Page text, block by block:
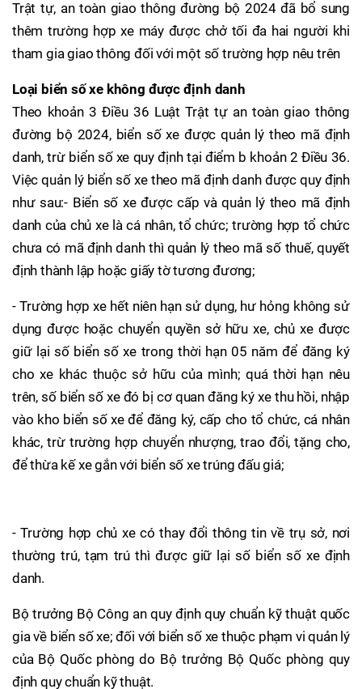
Trật tự, an toàn giao thông đường bộ 2024 đã bổ sung
thêm trường hợp xe máy được chở tối đa hai người khi
tham gia giao thông đối với một số trường hợp nêu trên
Loại biển số xe không được định danh
Theo khoản 3 Điều 36 Luật Trật tự an toàn giao thông
đường bộ 2024, biển số xe được quản lý theo mã định
danh, trừ biển số xe quy định tại điểm b khoản 2 Điều 36.
Việc quản lý biển số xe theo mã định danh được quy định
như sau:- Biển số xe được cấp và quản lý theo mã định
danh của chủ xe là cá nhân, tổ chức; trường hợp tổ chức
chưa có mã định danh thì quản lý theo mã số thuế, quyết
định thành lập hoặc giấy tờ tương đương;
- Trường hợp xe hết niên hạn sử dụng, hư hỏng không sử
dụng được hoặc chuyển quyền sở hữu xe, chủ xe được
giữ lại số biển số xe trong thời hạn 05 năm để đăng ký
cho xe khác thuộc sở hữu của mình; quá thời hạn nêu
trên, số biển số xe đó bị cơ quan đăng ký xe thu hồi, nhập
vào kho biển số xe để đăng ký, cấp cho tổ chức, cá nhân
khác, trừ trường hợp chuyển nhượng, trao đổi, tặng cho,
để thừa kế xe gắn với biển số xe trúng đấu giá;
- Trường hợp chủ xe có thay đổi thông tin về trụ sở, nơi
thường trú, tạm trú thì được giữ lại số biển số xe định
danh.
Bộ trưởng Bộ Công an quy định quy chuẩn kỹ thuật quốc
gia về biển số xe; đối với biển số xe thuộc phạm vi quản lý
của Bộ Quốc phòng do Bộ trưởng Bộ Quốc phòng quy
định quy chuẩn kỹ thuật.